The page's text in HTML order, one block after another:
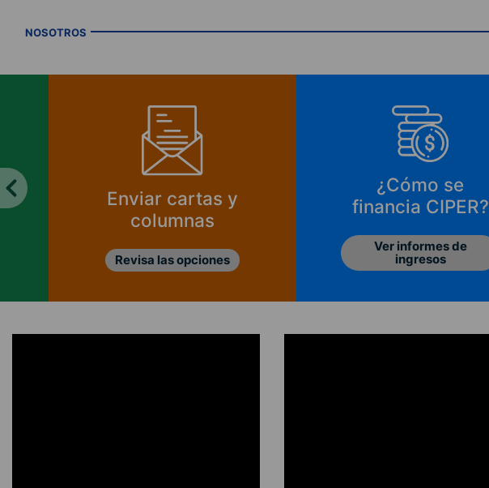
NOSOTROS
Enviar cartas y
columnas
Revisa las opciones
¿Cómo se
financia CIPER?
Ver informes de
ingresos